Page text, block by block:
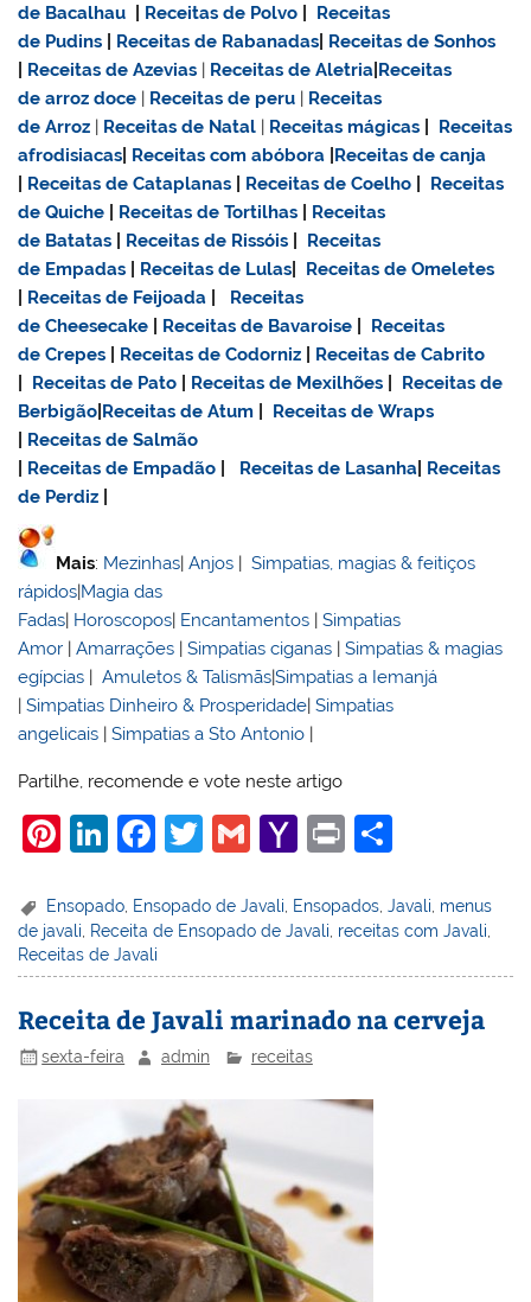
de Bacalhau
Receitas de Polvo
Receitas
de Pudins
Receitas de Rabanadas Receitas de Sonhos
Receitas de Azevias | Receitas de Aletria Receitas
dearroz doce | Receitas de peru | Receitas
de Arroz | Receitas de Natal | Receitas mágicas
Receitas
afrodisiacas Receitas com abóbora Receitas de canja
Receitas de Cataplanas Receitas de Coelho
Receitas
de Quiche
Receitas de Tortilhas
Receitas
de Batatas
Receitas de Rissóis
Receitas
de Empadas
Receitas de Lulas
Receitas de Omeletes
Receitas de Feijoada
Receitas
de Cheesecake
Receitas de Bavaroise
Receitas
de Crepes
Receitas de Codorniz
Receitas de Cabrito
Receitas de Pato Receitas de Mexilhões
Receitas de
Berbigão Receitas de Atum
Receitas de Wraps
Receitas de Salmão
Receitas de Empadão Receitas de Lasanha Receitas
de Perdiz
Mais: Mezinhas|Anjos |Simpatias, magias & feitiços
rápidos|Magia das
Fadas| Horoscopos| Encantamentos |Simpatias
Amor |Amarrações |Simpatias ciganas |Simpatias & magias
egípcias |Amuletos & Talismãs|Simpatias a Iemanjá
|Simpatias Dinheiro & Prosperidade|Simpatias
angelicais |Simpatias a Sto Antonio |
Partilhe, recomende e vote neste artigo
Pi
er
e
st
Li
k
e
dI
n
F
c
e
b
o
o
k
T
itt
er
G
ai
l
Y
h
o
o
M
ai
l
Pr
t
ar
e
Ensopado Ensopado de Javali Ensopados ,Javali menus
de javali, Receita de Ensopado de Javali, receitas com Javali,
Receitas de Javali
Receita de Javali marinado na cerveja
sexta-feira admin receitas